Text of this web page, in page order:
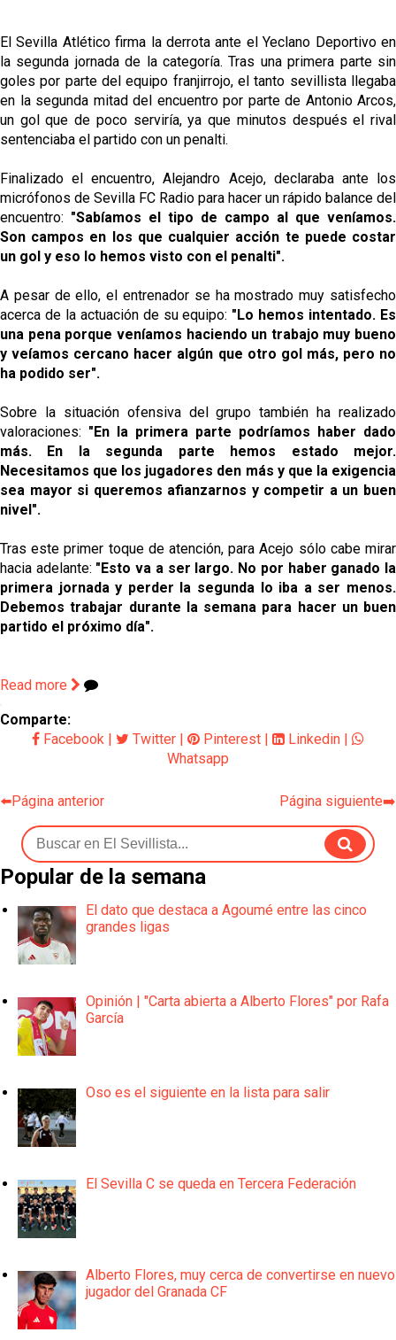
El Sevilla Atlético firma la derrota ante el Yeclano Deportivo en
la segunda jornada de la categoría. Tras una primera parte sin
goles por parte del equipo franjirrojo, el tanto sevillista llegaba
en la segunda mitad del encuentro por parte de Antonio Arcos,
un gol que de poco serviría, ya que minutos después el rival
sentenciaba el partido con un penalti.
Finalizado el encuentro, Alejandro Acejo, declaraba ante los
micrófonos de Sevilla FC Radio para hacer un rápido balance del
encuentro: "Sabíamos el tipo de campo al que veníamos.
Son campos en los que cualquier acción te puede costar
un gol y eso lo hemos visto con el penalti".
A pesar de ello, el entrenador se ha mostrado muy satisfecho
acerca de la actuación de su equipo: "Lo hemos intentado. Es
una pena porque veníamos haciendo un trabajo muy bueno
y veíamos cercano hacer algún que otro gol más, pero no
ha podido ser".
Sobre la situación ofensiva del grupo también ha realizado
valoraciones: "En la primera parte podríamos haber dado
más. En la segunda parte hemos estado mejor.
Necesitamos que los jugadores den más y que la exigencia
sea mayor si queremos afianzarnos y competir a un buen
nivel".
Tras este primer toque de atención, para Acejo sólo cabe mirar
hacia adelante: "Esto va a ser largo. No por haber ganado la
primera jornada y perder la segunda lo iba a ser menos.
Debemos trabajar durante la semana para hacer un buen
partido el próximo día".
Read more
Comparte:
Facebook | Twitter | Pinterest | Linkedin |
Whatsapp
⬅️Página anterior Página siguiente➡️
Popular de la semana
El dato que destaca a Agoumé entre las cinco
grandes ligas
Opinión | "Carta abierta a Alberto Flores" por Rafa
García
Oso es el siguiente en la lista para salir
El Sevilla C se queda en Tercera Federación
Alberto Flores, muy cerca de convertirse en nuevo
jugador del Granada CF